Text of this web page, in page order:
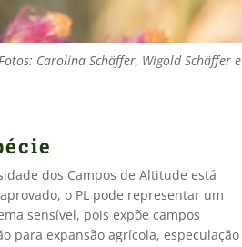
Carolina Schäffer, Wigold Schäffer e
dos Campos de Altitude está
o PL pode representar um
sensível, pois expõe campos
para expansão agrícola, especulação